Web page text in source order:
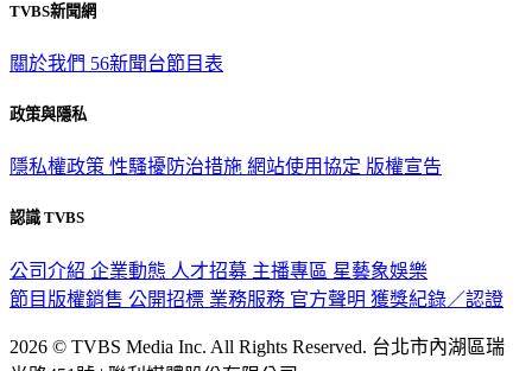
TVBS新聞網
關於我們 56新聞台節目表
政策與隱私
隱私權政策 性騷擾防治措施 網站使用協定 版權宣告
認識 TVBS
公司介紹 企業動態 人才招募 主播專區 星藝象娛樂
節目版權銷售 公開招標 業務服務 官方聲明 獲獎紀錄／認證
2026 © TVBS Media Inc. All Rights Reserved. 台北市內湖區瑞